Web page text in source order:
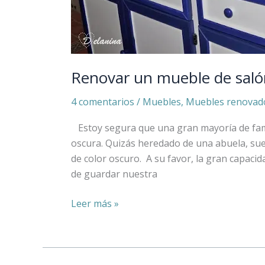
Renovar un mueble de
4 comentarios / Muebles, Muebles
Estoy segura que una gran mayoría de
oscura. Quizás heredado de una abuela,
de color oscuro. A su favor, la gran
de guardar nuestra
Leer más »